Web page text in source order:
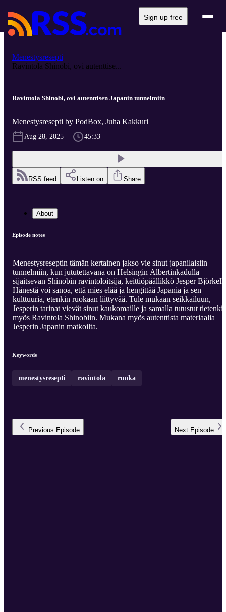
Sign up free
Menestysresepti
Ravintola Shinobi, ovi autenttise...
Ravintola Shinobi, ovi autenttisen Japanin tunnelmiin
Menestysresepti by PodBox, Juha Kakkuri
Aug 28, 2025 45:33
RSS feed Listen on Share
About
Episode notes
Menestysreseptin tämän kertainen jakso vie sinut japanilaisiin
tunnelmiin, kun jututettavana on Helsingin Albertinkadulla
sijaitsevan Shinobin ravintoloitsija, keittiöpäällikkö Jesper Björkell.
Hänestä voi sanoa, että mies elää ja hengittää Japania ja sen
kulttuuria, etenkin ruokaan liittyvää. Tule mukaan seikkailuun,
Jesperin tarinat vievät sinut kaukomaille ja samalla tutustut
myös Ravintola Shinobiin. Mukana myös autenttista materiaalia
Jesperin Japanin matkoilta.
Keywords
menestysresepti ravintola ruoka
Previous Episode Next Episode